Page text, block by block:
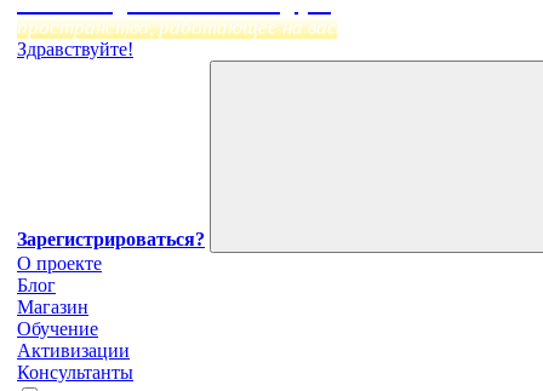
пространство, работающее на вас
Здравствуйте!
Зарегистрироваться?
О проекте
Блог
Магазин
Обучение
Активизации
Консультанты